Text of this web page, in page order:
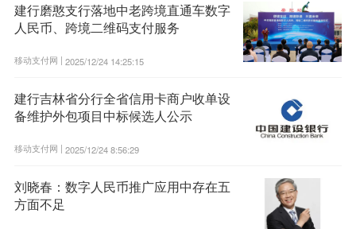
建行磨憨支行落地中老跨境直通车数字
人民币、跨境二维码支付服务
移动支付网 | 2025/12/24 14:25:15
建行吉林省分行全省信用卡商户收单设
备维护外包项目中标候选人公示
移动支付网 | 2025/12/24 8:56:29
刘晓春：数字人民币推广应用中存在五
方面不足